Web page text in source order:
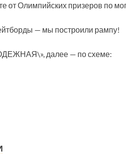
от Олимпийских призеров по
— мы построили рампу!
далее — по схеме: